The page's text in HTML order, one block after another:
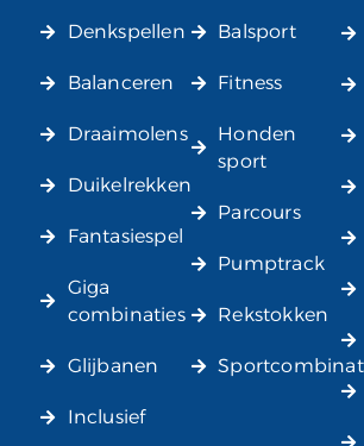
Denkspellen
Balanceren
Draaimolens
Duikelrekken
Fantasiespel
Giga
combinaties
Glijbanen
Inclusief
Balsport
Fitness
Honden
sport
Parcours
Pumptrack
Rekstokken